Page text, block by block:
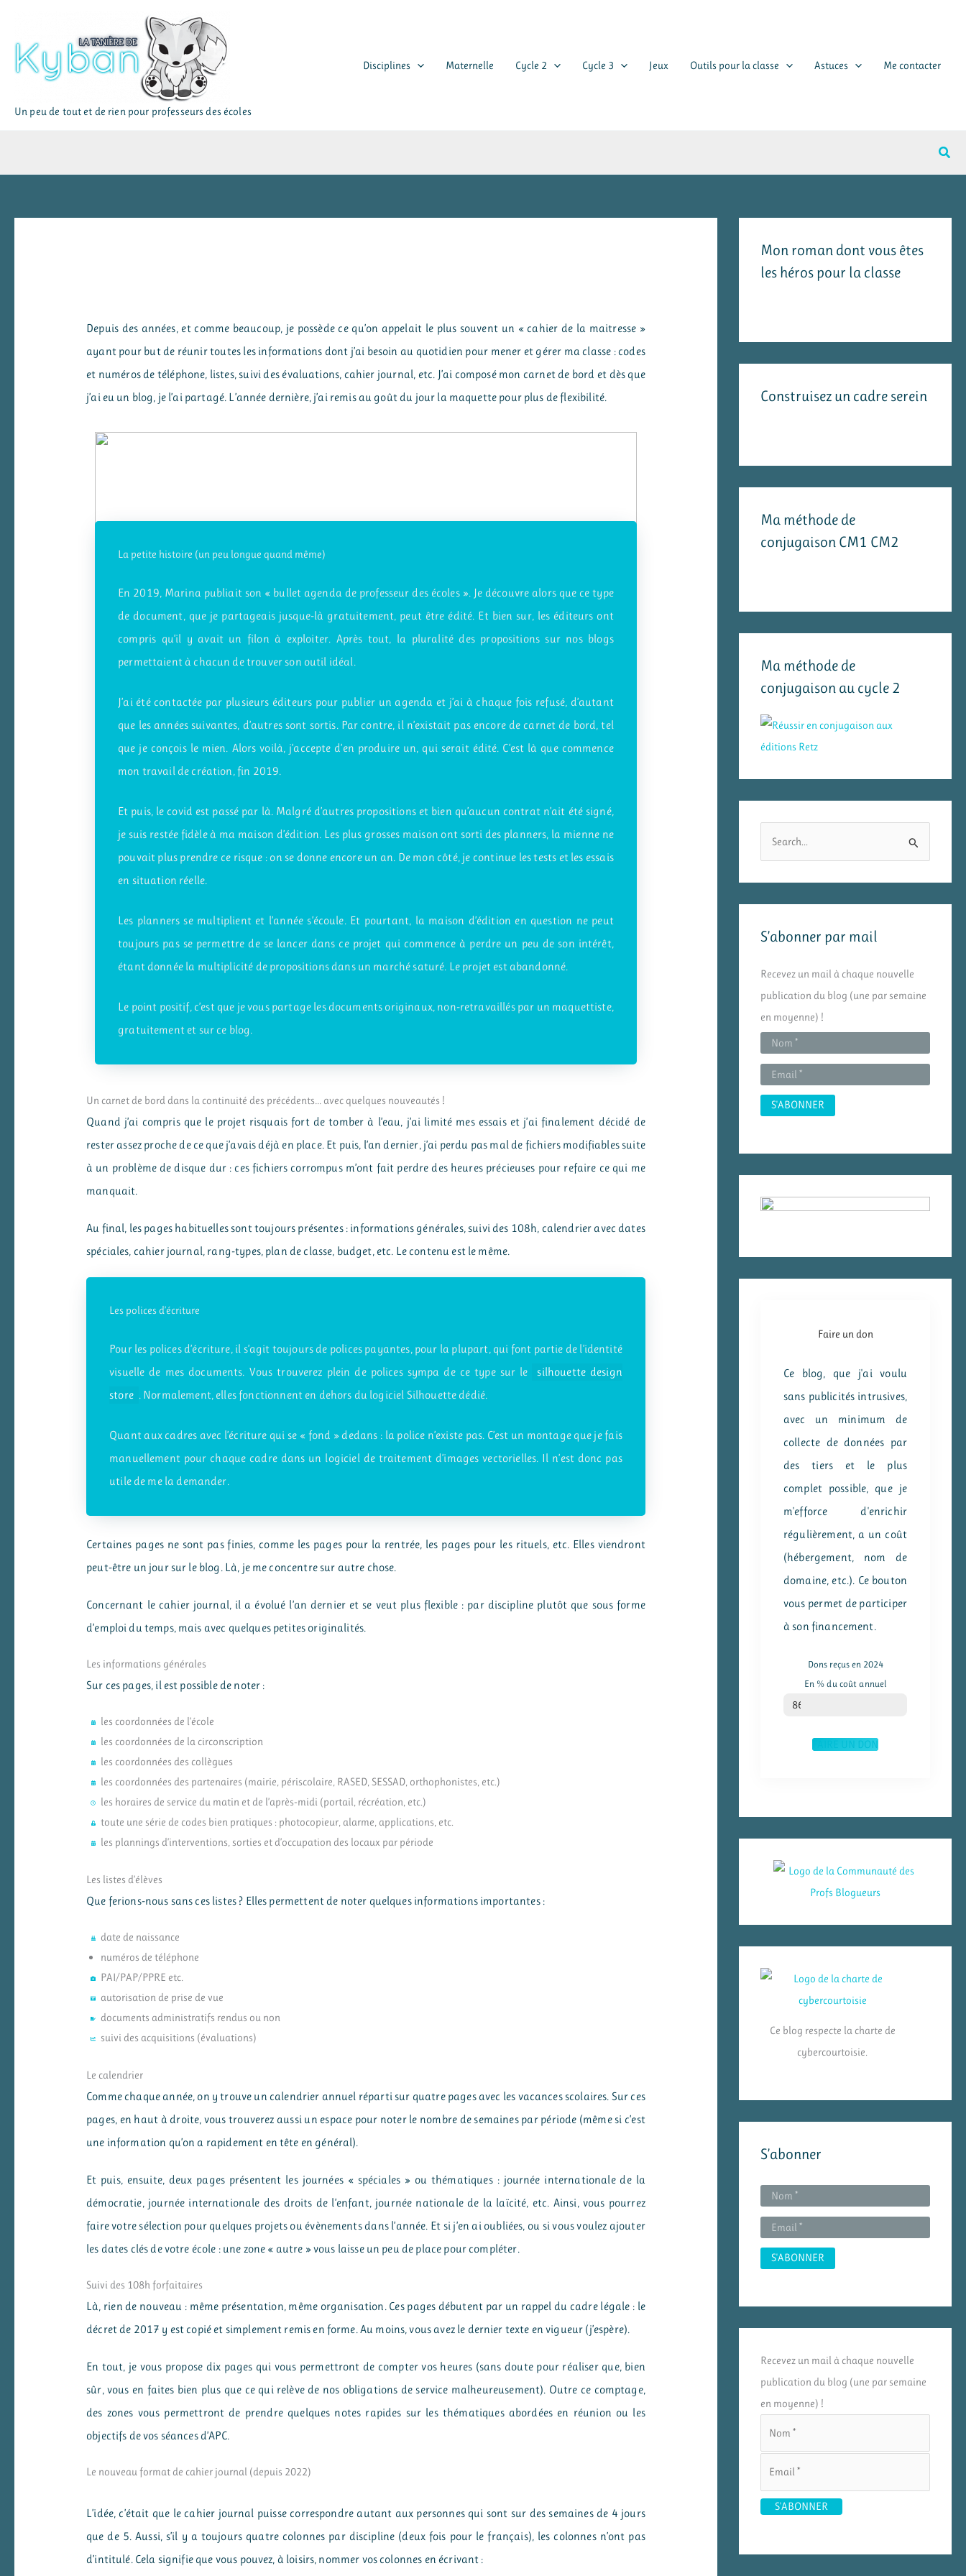
contenu
Un peu de tout et de rien pour professeurs des écoles
Disciplines Maternelle Cycle 2 Cycle 3 Jeux Outils pour la classe Astuces Me contacter
Depuis des années, et comme beaucoup, je possède ce qu’on appelait le plus souvent un « cahier de la maitresse »
ayant pour but de réunir toutes les informations dont j’ai besoin au quotidien pour mener et gérer ma classe : codes
et numéros de téléphone, listes, suivi des évaluations, cahier journal, etc. J’ai composé mon carnet de bord et dès que
j’ai eu un blog, je l’ai partagé. L’année dernière, j’ai remis au goût du jour la maquette pour plus de flexibilité.
La petite histoire (un peu longue quand même)
En 2019, Marina publiait son « bullet agenda de professeur des écoles ». Je découvre alors que ce type
de document, que je partageais jusque-là gratuitement, peut être édité. Et bien sur, les éditeurs ont
compris qu’il y avait un filon à exploiter. Après tout, la pluralité des propositions sur nos blogs
permettaient à chacun de trouver son outil idéal.
J’ai été contactée par plusieurs éditeurs pour publier un agenda et j’ai à chaque fois refusé, d’autant
que les années suivantes, d’autres sont sortis. Par contre, il n’existait pas encore de carnet de bord, tel
que je conçois le mien. Alors voilà, j’accepte d’en produire un, qui serait édité. C’est là que commence
mon travail de création, fin 2019.
Et puis, le covid est passé par là. Malgré d’autres propositions et bien qu’aucun contrat n’ait été signé,
je suis restée fidèle à ma maison d’édition. Les plus grosses maison ont sorti des planners, la mienne ne
pouvait plus prendre ce risque : on se donne encore un an. De mon côté, je continue les tests et les essais
en situation réelle.
Les planners se multiplient et l’année s’écoule. Et pourtant, la maison d’édition en question ne peut
toujours pas se permettre de se lancer dans ce projet qui commence à perdre un peu de son intérêt,
étant donnée la multiplicité de propositions dans un marché saturé. Le projet est abandonné.
Le point positif, c’est que je vous partage les documents originaux, non-retravaillés par un maquettiste,
gratuitement et sur ce blog.
Un carnet de bord dans la continuité des précédents… avec quelques nouveautés !
Quand j’ai compris que le projet risquais fort de tomber à l’eau, j’ai limité mes essais et j’ai finalement décidé de
rester assez proche de ce que j’avais déjà en place. Et puis, l’an dernier, j’ai perdu pas mal de fichiers modifiables suite
à un problème de disque dur : ces fichiers corrompus m’ont fait perdre des heures précieuses pour refaire ce qui me
manquait.
Au final, les pages habituelles sont toujours présentes : informations générales, suivi des 108h, calendrier avec dates
spéciales, cahier journal, rang-types, plan de classe, budget, etc. Le contenu est le même.
Les polices d’écriture
Pour les polices d’écriture, il s’agit toujours de polices payantes, pour la plupart, qui font partie de l’identité
visuelle de mes documents. Vous trouverez plein de polices sympa de ce type sur le
silhouette design
store . Normalement, elles fonctionnent en dehors du logiciel Silhouette dédié.
Quant aux cadres avec l’écriture qui se « fond » dedans : la police n’existe pas. C’est un montage que je fais
manuellement pour chaque cadre dans un logiciel de traitement d’images vectorielles. Il n’est donc pas
utile de me la demander.
Certaines pages ne sont pas finies, comme les pages pour la rentrée, les pages pour les rituels, etc. Elles viendront
peut-être un jour sur le blog. Là, je me concentre sur autre chose.
Concernant le cahier journal, il a évolué l’an dernier et se veut plus flexible : par discipline plutôt que sous forme
d’emploi du temps, mais avec quelques petites originalités.
Les informations générales
Sur ces pages, il est possible de noter :
les coordonnées de l’école
les coordonnées de la circonscription
les coordonnées des collègues
les coordonnées des partenaires (mairie, périscolaire, RASED, SESSAD, orthophonistes, etc.)
les horaires de service du matin et de l’après-midi (portail, récréation, etc.)
toute une série de codes bien pratiques : photocopieur, alarme, applications, etc.
les plannings d’interventions, sorties et d’occupation des locaux par période
Les listes d’élèves
Que ferions-nous sans ces listes ? Elles permettent de noter quelques informations importantes :
date de naissance
numéros de téléphone
PAI/PAP/PPRE etc.
autorisation de prise de vue
documents administratifs rendus ou non
suivi des acquisitions (évaluations)
Le calendrier
Comme chaque année, on y trouve un calendrier annuel réparti sur quatre pages avec les vacances scolaires. Sur ces
pages, en haut à droite, vous trouverez aussi un espace pour noter le nombre de semaines par période (même si c’est
une information qu’on a rapidement en tête en général).
Et puis, ensuite, deux pages présentent les journées « spéciales » ou thématiques : journée internationale de la
démocratie, journée internationale des droits de l’enfant, journée nationale de la laïcité, etc. Ainsi, vous pourrez
faire votre sélection pour quelques projets ou évènements dans l’année. Et si j’en ai oubliées, ou si vous voulez ajouter
les dates clés de votre école : une zone « autre » vous laisse un peu de place pour compléter.
Suivi des 108h forfaitaires
Là, rien de nouveau : même présentation, même organisation. Ces pages débutent par un rappel du cadre légale : le
décret de 2017 y est copié et simplement remis en forme. Au moins, vous avez le dernier texte en vigueur (j’espère).
En tout, je vous propose dix pages qui vous permettront de compter vos heures (sans doute pour réaliser que, bien
sûr, vous en faites bien plus que ce qui relève de nos obligations de service malheureusement). Outre ce comptage,
des zones vous permettront de prendre quelques notes rapides sur les thématiques abordées en réunion ou les
objectifs de vos séances d’APC.
Le nouveau format de cahier journal (depuis 2022)
L’idée, c’était que le cahier journal puisse correspondre autant aux personnes qui sont sur des semaines de 4 jours
que de 5. Aussi, s’il y a toujours quatre colonnes par discipline (deux fois pour le français), les colonnes n’ont pas
d’intitulé. Cela signifie que vous pouvez, à loisirs, nommer vos colonnes en écrivant :
Mon roman dont vous êtes
les héros pour la classe
Construisez un cadre serein
Ma méthode de
conjugaison CM1 CM2
Ma méthode de
conjugaison au cycle 2
r
e
:
S’abonner par mail
Recevez un mail à chaque nouvelle
publication du blog (une par semaine
en moyenne) !
Faire un don
Ce blog, que j'ai voulu
sans publicités intrusives,
avec un minimum de
collecte de données par
des tiers et le plus
complet possible, que je
m'efforce d'enrichir
régulièrement, a un coût
(hébergement, nom de
domaine, etc.). Ce bouton
vous permet de participer
à son financement.
Dons reçus en 2024
En % du coût annuel
% du coût annuel
86
FAIRE UN DON
Ce blog respecte la charte de
cybercourtoisie.
S’abonner
Recevez un mail à chaque nouvelle
publication du blog (une par semaine
en moyenne) !